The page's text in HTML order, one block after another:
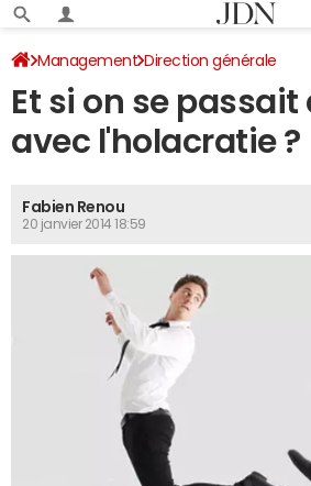
Management Direction générale
Et si on se passait
avec l'holacratie ?
Fabien Renou
20 janvier 2014 18:59